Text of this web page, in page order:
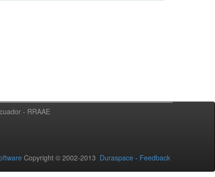
- RRAAE
Copyright © 2002-2013 Duraspace - Feedback